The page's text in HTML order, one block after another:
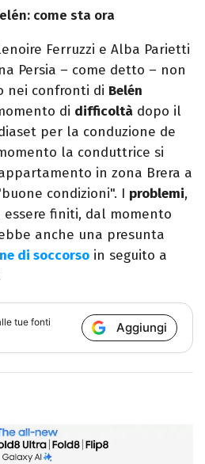
come sta ora
Ferruzzi e Alba Parietti
Persia – come detto – non
nei confronti di Belén
di difficoltà dopo il
per la conduzione de
la conduttrice si
in zona Brera a
condizioni". I problemi,
finiti, dal momento
anche una presunta
di soccorso in seguito a
tue fonti
Aggiungi